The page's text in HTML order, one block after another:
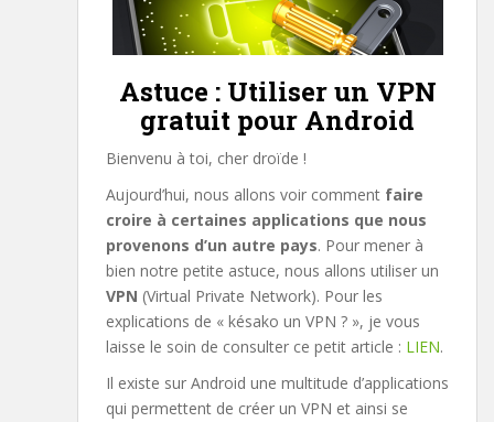
Astuce : Utiliser un VPN
gratuit pour Android
Bienvenu à toi, cher droïde !
Aujourd’hui, nous allons voir comment faire
croire à certaines applications que nous
provenons d’un autre pays. Pour mener à
bien notre petite astuce, nous allons utiliser un
VPN (Virtual Private Network). Pour les
explications de « késako un VPN ? », je vous
laisse le soin de consulter ce petit article : LIEN.
Il existe sur Android une multitude d’applications
qui permettent de créer un VPN et ainsi se